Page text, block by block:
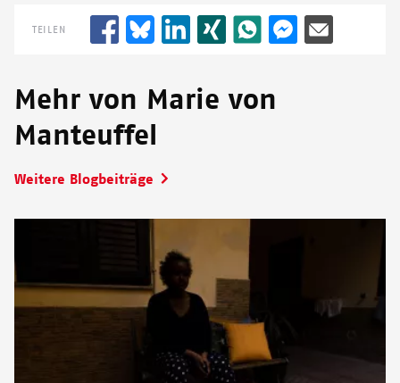
TEILEN
Mehr von Marie von
Manteuffel
Weitere Blogbeiträge